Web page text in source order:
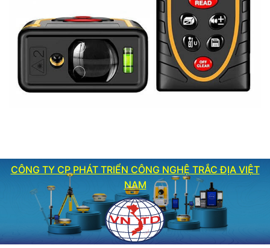
CÔNG TY CP PHÁT TRIỂN CÔNG NGHỆ TRẮC ĐỊA VIỆT
NAM